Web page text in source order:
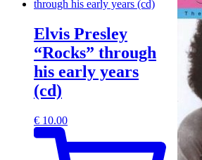
Elvis Presley
“Rocks” through
his early years
(cd)
€ 10.00